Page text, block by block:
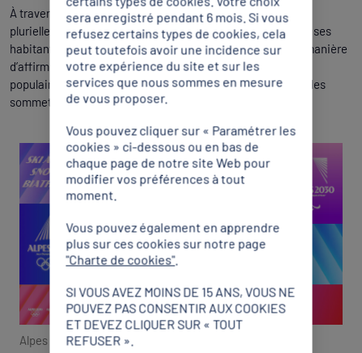
À travers leurs lignes, ils racontent une montagne sportive,
plurielle, rayonnante et ouverte à toutes et tous, portée par ses
habitants, ses vallées, ses stations et ses territoires. Une manière
d’affirmer la volonté de faire de ces Jeux d’hiver un projet
populaire et fédérateur, capable de rayonner bien au-delà des
sommets.
Alpes 2030 : l’identité “révélée par la lumière”
sera enregistré pendant 6 mois. Si vous
refusez certains types de cookies, cela
peut toutefois avoir une incidence sur
votre expérience du site et sur les
services que nous sommes en mesure
de vous proposer.
Vous pouvez cliquer sur « Paramétrer les
cookies » ci-dessous ou en bas de
chaque page de notre site Web pour
modifier vos préférences à tout
moment.
Vous pouvez également en apprendre
plus sur ces cookies sur notre page
"Charte de cookies".
SI VOUS AVEZ MOINS DE 15 ANS, VOUS NE
POUVEZ PAS CONSENTIR AUX COOKIES
ET DEVEZ CLIQUER SUR « TOUT
REFUSER ».